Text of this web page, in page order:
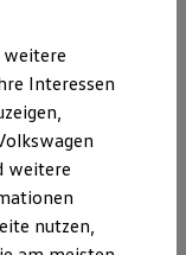
und
vom aktuellen
Abgebildet sind
gegen
für eine
und Ausstattungen.
beziehen
sind nicht Bestandteil
weitere
Interessen
weitere
nutzen,